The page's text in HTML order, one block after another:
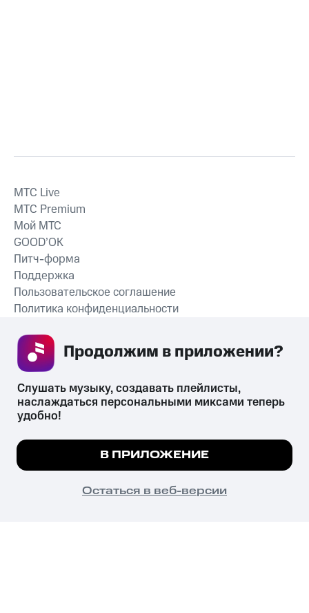
СКАЧАТЬ ПРИЛОЖЕНИЕ
MTС Live
MTС Premium
Мой МТС
GOOD’OK
Питч-форма
Поддержка
Пользовательское соглашение
Политика конфиденциальности
психотропных веществ, их аналогов причиняет вред здоровью,
их незаконный оборот запрещён и влечёт установленную
законодательством ответственность.
© 2026 ООО «КИОН».
Все права защищены
Мы используем куки, чтобы на сайте все
Подробнее
ПОНЯТНО
Слушать музыку, создавать плейлисты,
наслаждаться персональными миксами теперь
удобно!
В ПРИЛОЖЕНИЕ
Остаться в веб-версии